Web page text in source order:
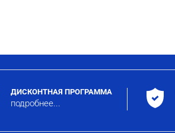
ДИСКОНТНАЯ ПРОГРАММА
подробнее...